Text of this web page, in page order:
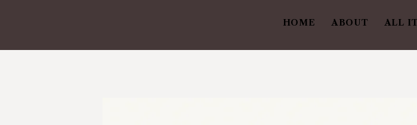
HOME ABOUT ALL